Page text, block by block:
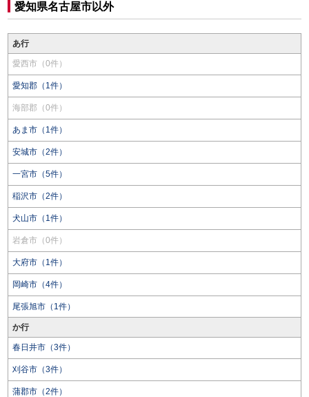
愛知県名古屋市以外
あ行
愛西市（0件）
愛知郡（1件）
海部郡（0件）
あま市（1件）
安城市（2件）
一宮市（5件）
稲沢市（2件）
犬山市（1件）
岩倉市（0件）
大府市（1件）
岡崎市（4件）
尾張旭市（1件）
か行
春日井市（3件）
刈谷市（3件）
蒲郡市（2件）